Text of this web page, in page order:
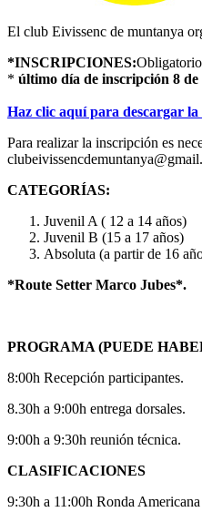
El club Eivissenc de muntanya
*INSCRIPCIONES:Obligatorio
* último día de inscripción 8
Haz clic aquí para descargar
Para realizar la inscripción es
CATEGORÍAS:
Juvenil A ( 12 a 14 años)
Juvenil B (15 a 17 años)
Absoluta (a partir de 16
*Route Setter Marco Jubes*.
PROGRAMA (PUEDE
8:00h Recepción participantes.
8.30h a 9:00h entrega dorsales.
9:00h a 9:30h reunión técnica.
CLASIFICACIONES
9:30h a 11:00h Ronda